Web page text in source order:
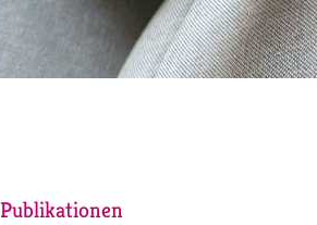
Publikationen